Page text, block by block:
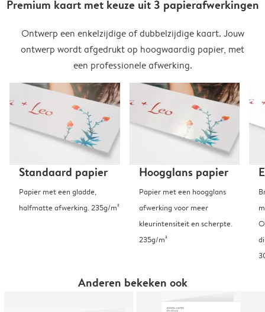
Premium kaart met keuze uit 3 papierafwerkingen
Ontwerp een enkelzijdige of dubbelzijdige kaart. Jouw
ontwerp wordt afgedrukt op hoogwaardig papier, met
een professionele afwerking.
Standaard papier
Papier met een gladde,
halfmatte afwerking. 235g/m²
Hoogglans papier
Papier met een hoogglans
afwerking voor meer
kleurintensiteit en scherpte.
235g/m²
Anderen bekeken ook